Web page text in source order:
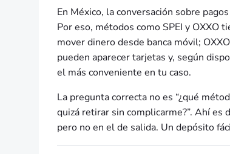
En México, la conversación sobre
Por eso, métodos como SPEI y OXXO
mover dinero desde banca móvil;
pueden aparecer tarjetas y, según
el más conveniente en tu caso.
La pregunta correcta no es “¿qué
quizá retirar sin complicarme?”. Ahí
pero no en el de salida. Un depósito